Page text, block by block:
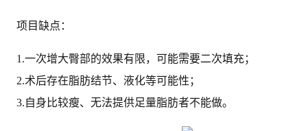
项目缺点：
1.一次增大臀部的效果有限，可能需要二次填充；
2.术后存在脂肪结节、液化等可能性；
3.自身比较瘦、无法提供足量脂肪者不能做。